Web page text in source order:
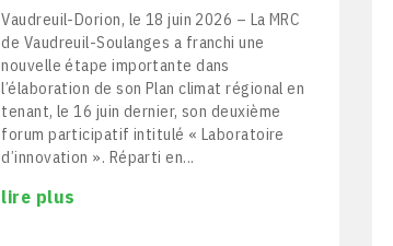
Vaudreuil-Dorion, le 18 juin 2026 – La MRC
de Vaudreuil-Soulanges a franchi une
nouvelle étape importante dans
l’élaboration de son Plan climat régional en
tenant, le 16 juin dernier, son deuxième
forum participatif intitulé « Laboratoire
d’innovation ». Réparti en...
lire plus